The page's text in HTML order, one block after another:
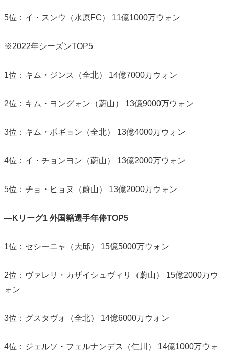
5位：イ・スンウ（水原FC） 11億1000万ウォン
※2022年シーズンTOP5
1位：キム・ジンス（全北） 14億7000万ウォン
2位：キム・ヨングォン（蔚山） 13億9000万ウォン
3位：キム・ボギョン（全北） 13億4000万ウォン
4位：イ・チョンヨン（蔚山） 13億2000万ウォン
5位：チョ・ヒョヌ（蔚山） 13億2000万ウォン
―Kリーグ1 外国籍選手年俸TOP5
1位：セシーニャ（大邱） 15億5000万ウォン
2位：ヴァレリ・カザイシュヴィリ（蔚山） 15億2000万ウ
ォン
3位：グスタヴォ（全北） 14億6000万ウォン
4位：ジェルソ・フェルナンデス（仁川） 14億1000万ウォ